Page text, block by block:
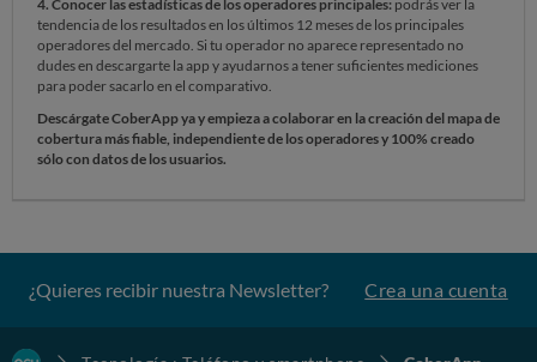
4. Conocer las estadísticas de los operadores principales: podrás ver la
tendencia de los resultados en los últimos 12 meses de los principales
operadores del mercado. Si tu operador no aparece representado no
dudes en descargarte la app y ayudarnos a tener suficientes mediciones
para poder sacarlo en el comparativo.
Descárgate CoberApp ya y empieza a colaborar en la creación del mapa de
cobertura más fiable, independiente de los operadores y 100% creado
sólo con datos de los usuarios.
¿Quieres recibir nuestra Newsletter? Crea una cuenta